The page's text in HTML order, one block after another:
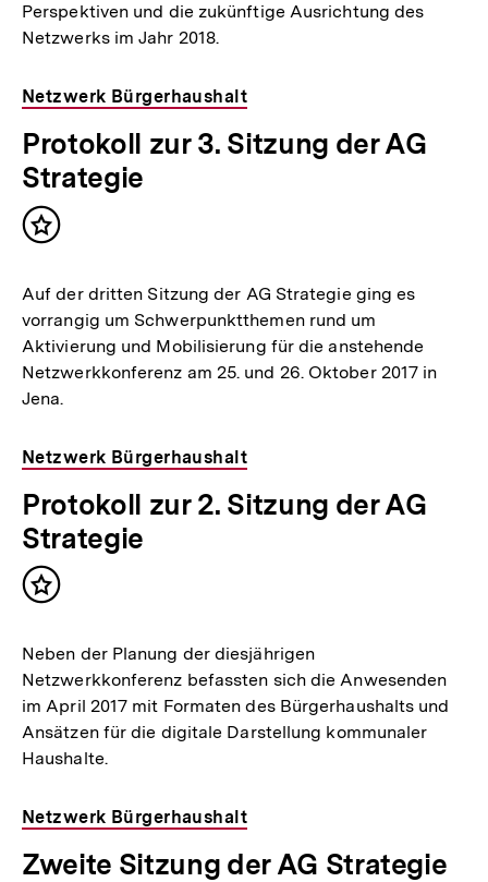
Perspektiven und die zukünftige Ausrichtung des
Netzwerks im Jahr 2018.
Netzwerk Bürgerhaushalt
Protokoll zur 3. Sitzung der AG
Strategie
Inhalt
Auf der dritten Sitzung der AG Strategie ging es
vorrangig um Schwerpunktthemen rund um
Aktivierung und Mobilisierung für die anstehende
Netzwerkkonferenz am 25. und 26. Oktober 2017 in
Jena.
Netzwerk Bürgerhaushalt
Protokoll zur 2. Sitzung der AG
Strategie
Inhalt
Neben der Planung der diesjährigen
Netzwerkkonferenz befassten sich die Anwesenden
im April 2017 mit Formaten des Bürgerhaushalts und
Ansätzen für die digitale Darstellung kommunaler
Haushalte.
Netzwerk Bürgerhaushalt
Zweite Sitzung der AG Strategie